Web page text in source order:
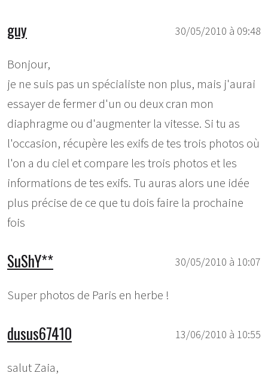
30/05/2010 à 09:48
guy
Bonjour,
je ne suis pas un spécialiste non plus, mais j'aurai
essayer de fermer d'un ou deux cran mon
diaphragme ou d'augmenter la vitesse. Si tu as
l'occasion, récupère les exifs de tes trois photos où
l'on a du ciel et compare les trois photos et les
informations de tes exifs. Tu auras alors une idée
plus précise de ce que tu dois faire la prochaine
fois
30/05/2010 à 10:07
SuShY**
Super photos de Paris en herbe !
13/06/2010 à 10:55
dusus67410
salut Zaia,